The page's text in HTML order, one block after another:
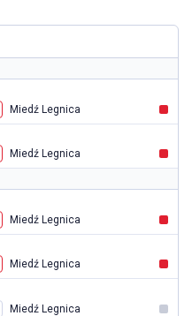
Miedź Legnica
Miedź Legnica
Miedź Legnica
Miedź Legnica
Miedź Legnica